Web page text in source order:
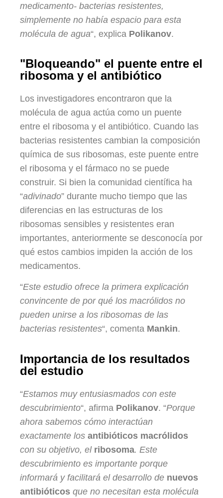
medicamento- bacterias resistentes,
simplemente no había espacio para esta
molécula de agua“, explica Polikanov.
"Bloqueando" el puente entre el
ribosoma y el antibiótico
Los investigadores encontraron que la
molécula de agua actúa como un puente
entre el ribosoma y el antibiótico. Cuando las
bacterias resistentes cambian la composición
química de sus ribosomas, este puente entre
el ribosoma y el fármaco no se puede
construir. Si bien la comunidad científica ha
“adivinado” durante mucho tiempo que las
diferencias en las estructuras de los
ribosomas sensibles y resistentes eran
importantes, anteriormente se desconocía por
qué estos cambios impiden la acción de los
medicamentos.
“Este estudio ofrece la primera explicación
convincente de por qué los macrólidos no
pueden unirse a los ribosomas de las
bacterias resistentes“, comenta Mankin.
Importancia de los resultados
del estudio
“Estamos muy entusiasmados con este
descubrimiento“, afirma Polikanov. “Porque
ahora sabemos cómo interactúan
exactamente los antibióticos macrólidos
con su objetivo, el ribosoma. Este
descubrimiento es importante porque
informará y facilitará el desarrollo de nuevos
antibióticos que no necesitan esta molécula